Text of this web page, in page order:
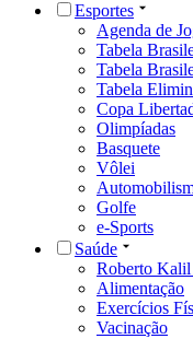
Esportes
Agenda de
Tabela
Tabela
Tabela
Copa
Olimpíadas
Basquete
Vôlei
Golfe
e-Sports
Saúde
Roberto
Alimentação
Exercícios
Vacinação